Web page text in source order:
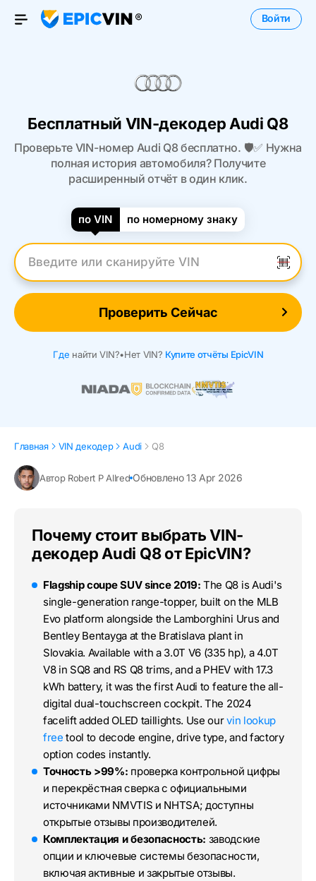
Open Menu
Войти
Бесплатный VIN-декодер Audi Q8
Проверьте VIN-номер Audi Q8 бесплатно. 🛡️✅ Нужна
полная история автомобиля? Получите
расширенный отчёт в один клик.
по VIN по номерному знаку
Введите VIN
Проверить Сейчас
Где найти VIN?•Нет VIN? Купите отчёты EpicVIN
Главная VIN декодер Audi Q8
Автор Robert P Allred Обновлено 13 Apr 2026
Почему стоит выбрать VIN-
декодер Audi Q8 от EpicVIN?
Flagship coupe SUV since 2019: The Q8 is Audi's
single-generation range-topper, built on the MLB
Evo platform alongside the Lamborghini Urus and
Bentley Bentayga at the Bratislava plant in
Slovakia. Available with a 3.0T V6 (335 hp), a 4.0T
V8 in SQ8 and RS Q8 trims, and a PHEV with 17.3
kWh battery, it was the first Audi to feature the all-
digital dual-touchscreen cockpit. The 2024
facelift added OLED taillights. Use ourvin lookup
free tool to decode engine, drive type, and factory
option codes instantly.
Точность >99%: проверка контрольной цифры
и перекрёстная сверка с официальными
источниками NMVTIS и NHTSA; доступны
открытые отзывы производителей.
Комплектация и безопасность: заводские
опции и ключевые системы безопасности,
включая активные и закрытые отзывы.